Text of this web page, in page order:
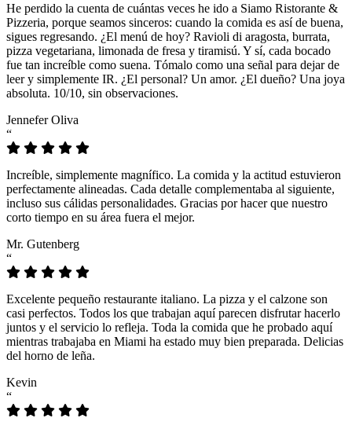
He perdido la cuenta de cuántas veces he ido a Siamo Ristorante &
Pizzeria, porque seamos sinceros: cuando la comida es así de buena,
sigues regresando. ¿El menú de hoy? Ravioli di aragosta, burrata,
pizza vegetariana, limonada de fresa y tiramisú. Y sí, cada bocado
fue tan increíble como suena. Tómalo como una señal para dejar de
leer y simplemente IR. ¿El personal? Un amor. ¿El dueño? Una joya
absoluta. 10/10, sin observaciones.
Jennefer Oliva
“
Increíble, simplemente magnífico. La comida y la actitud estuvieron
perfectamente alineadas. Cada detalle complementaba al siguiente,
incluso sus cálidas personalidades. Gracias por hacer que nuestro
corto tiempo en su área fuera el mejor.
Mr. Gutenberg
“
Excelente pequeño restaurante italiano. La pizza y el calzone son
casi perfectos. Todos los que trabajan aquí parecen disfrutar hacerlo
juntos y el servicio lo refleja. Toda la comida que he probado aquí
mientras trabajaba en Miami ha estado muy bien preparada. Delicias
del horno de leña.
Kevin
“